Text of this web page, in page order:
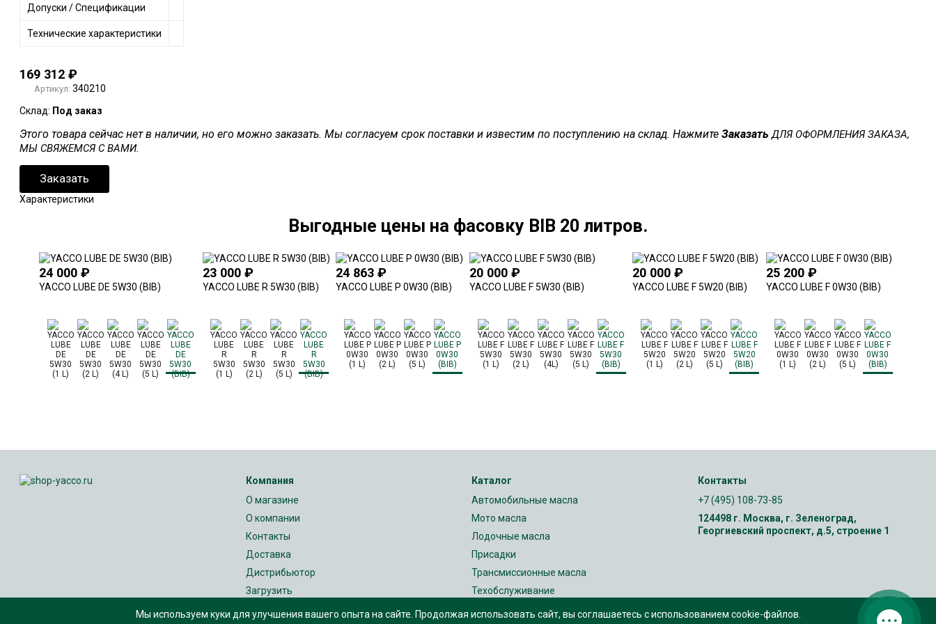
Допуски / Спецификации
Технические характеристики
169 312 ₽
Артикул: 340210
Склад: Под заказ
Этого товара сейчас нет в наличии, но его можно заказать. Мы согласуем срок поставки и известим по поступлению на склад. Нажмите Заказать ДЛЯ ОФОРМЛЕНИЯ ЗАКАЗА,
МЫ СВЯЖЕМСЯ С ВАМИ.
Заказать
Характеристики
Выгодные цены на фасовку BIB 20 литров.
24 000 ₽
YACCO LUBE DE 5W30 (BIB)
23 000 ₽
YACCO LUBE R 5W30 (BIB)
24 863₽
YACCO LUBE P 0W30 (BIB)
20 000 ₽
YACCO LUBE F 5W30 (BIB)
20 000₽
YACCO LUBE F 5W20 (BIB)
25 200 ₽
YACCO LUBE F 0W30 (BIB)
Компания
О магазине
О компании
Контакты
Доставка
Дистрибьютор
Загрузить
Каталог
Автомобильные масла
Мото масла
Лодочные масла
Присадки
Трансмиссионные масла
Техобслуживание
Контакты
+7 (495) 108-73-85
124498 г. Москва, г. Зеленоград,
Георгиевский проспект, д.5, строение 1
Мы используем куки для улучшения вашего опыта на сайте. Продолжая использовать сайт, вы соглашаетесь с использованием cookie-файлов.